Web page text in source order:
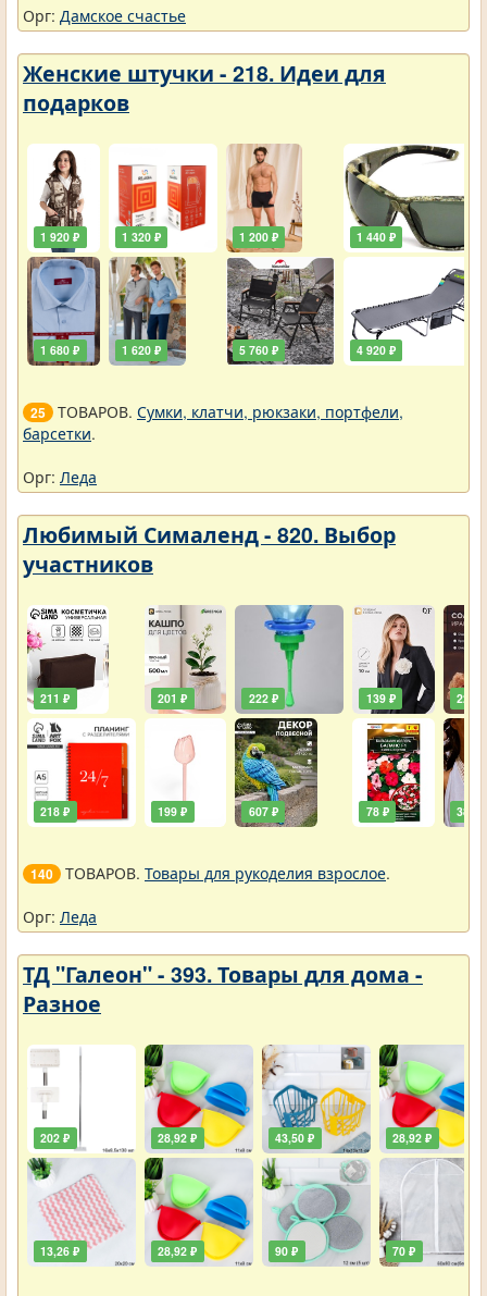
Орг: Дамское счастье
Женские штучки - 218. Идеи для
подарков
1 920 ₽
1 680 ₽
1 320 ₽
1 620 ₽
1 200 ₽
5 760 ₽
1 440 ₽
4 920 ₽
25 ТОВАРОВ. Сумки, клатчи, рюкзаки, портфели,
барсетки.
Орг: Леда
Любимый Сималенд - 820. Выбор
участников
211 ₽
218 ₽
201 ₽
199 ₽
222 ₽
607 ₽
139 ₽
78 ₽
222 ₽
385 ₽
140 ТОВАРОВ. Товары для рукоделия взрослое.
Орг: Леда
ТД "Галеон" - 393. Товары для дома -
Разное
202 ₽
13,26 ₽
28,92 ₽
28,92 ₽
43,50 ₽
90 ₽
28,92 ₽
70 ₽